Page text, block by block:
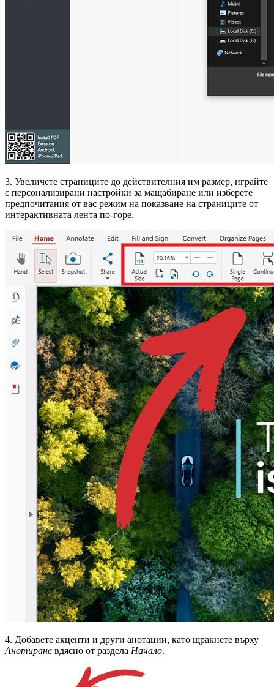
3. Увеличете страниците до действителния им размер, играйте
с персонализирани настройки за мащабиране или изберете
предпочитания от вас режим на показване на страниците от
интерактивната лента по-горе.
4. Добавете акценти и други анотации, като щракнете върху
Анотиране вдясно от раздела Начало.